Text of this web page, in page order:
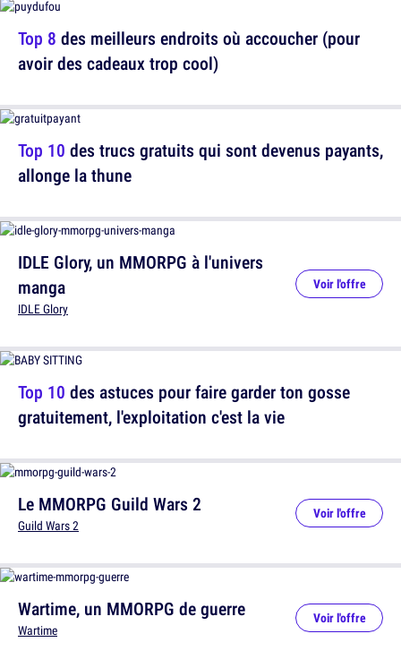
Top 8 des meilleurs endroits où accoucher (pour
avoir des cadeaux trop cool)
IDLE Glory, un MMORPG à l'univers
manga
IDLE Glory
Voir l'offre
Le MMORPG Guild Wars 2
Guild Wars 2
Voir l'offre
Top 10 des trucs gratuits qui sont devenus payants,
allonge la thune
Top 10 des astuces pour faire garder ton gosse
gratuitement, l'exploitation c'est la vie
Wartime, un MMORPG de guerre
Wartime
Voir l'offre